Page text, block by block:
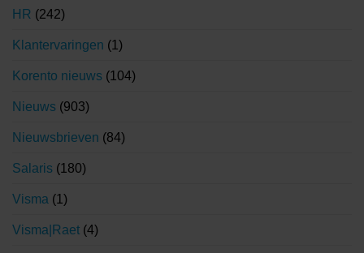
HR (242)
Klantervaringen (1)
Korento nieuws (104)
Nieuws (903)
Nieuwsbrieven (84)
Salaris (180)
Visma (1)
Visma|Raet (4)